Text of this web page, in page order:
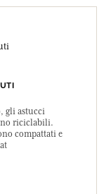
gli astucci
riciclabili.
compattati e